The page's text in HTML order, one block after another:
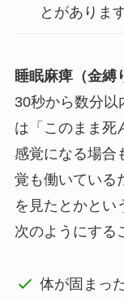
とがあります
睡眠麻痺（金縛
30秒から数分以
は「このまま死
感覚になる場合
覚も働いている
を見たとかとい
次のようにする
体が固まっ